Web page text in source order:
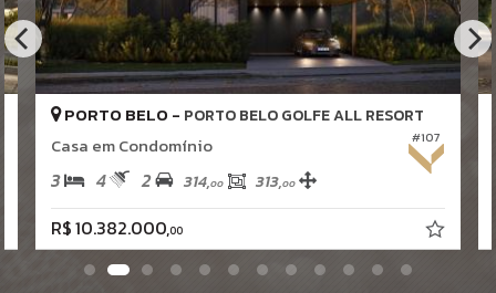
Horta
Pomar
Quadra de Tênis
Quadra de Padel
Deck Molhado
Lavanderia Coletiva
Espaço Zen
Pìscina Térmica
Sala de Reunião
Hall Decorado e Mobiliado
RoofTop
Painéis de Energia Solar
Infra para Veículos Elétricos
#107
PORTO BELO - PORTO BELO GOLFE ALL RESORT
Casa em Condomínio
3 4 2 314,00 313,00
R$ 10.382.000,00